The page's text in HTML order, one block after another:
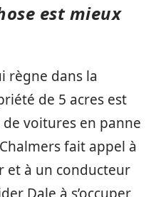
est mieux
règne dans la
de 5 acres est
de voitures en panne
fait appel à
et à un conducteur